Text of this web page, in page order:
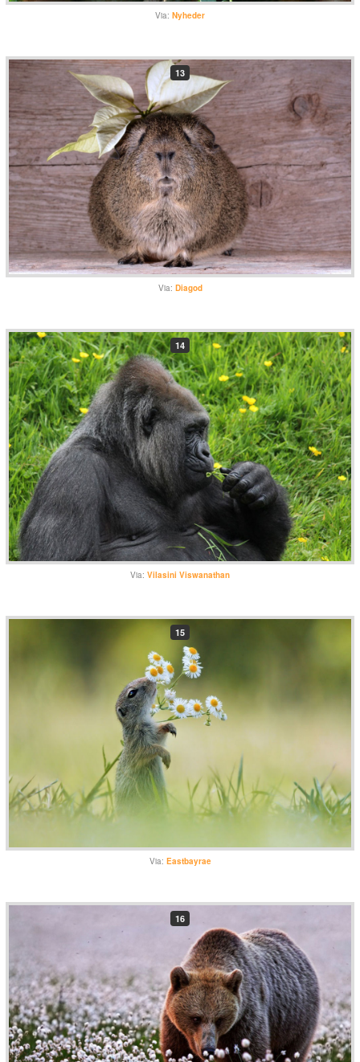
Via: Nyheder
13
Via: Diagod
14
Via: Vilasini Viswanathan
15
Via: Eastbayrae
16